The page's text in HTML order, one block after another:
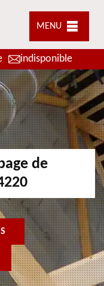
MENU
indisponible
de